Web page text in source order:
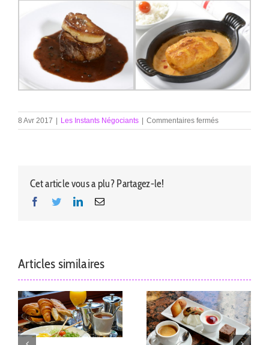
8 Avr 2017 Les Instants Négociants Commentaires ferméssur
Le
Cet article vous a plu? Partagez-le!
Facebook
TwitterLinkedInEmail
Articles similaires